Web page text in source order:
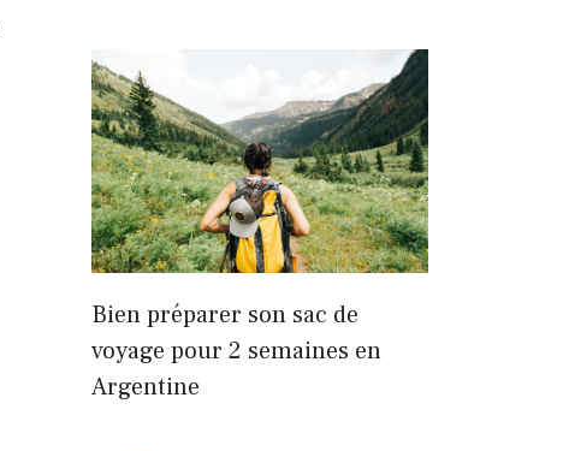
Bien préparer son sac de
voyage pour 2 semaines en
Argentine